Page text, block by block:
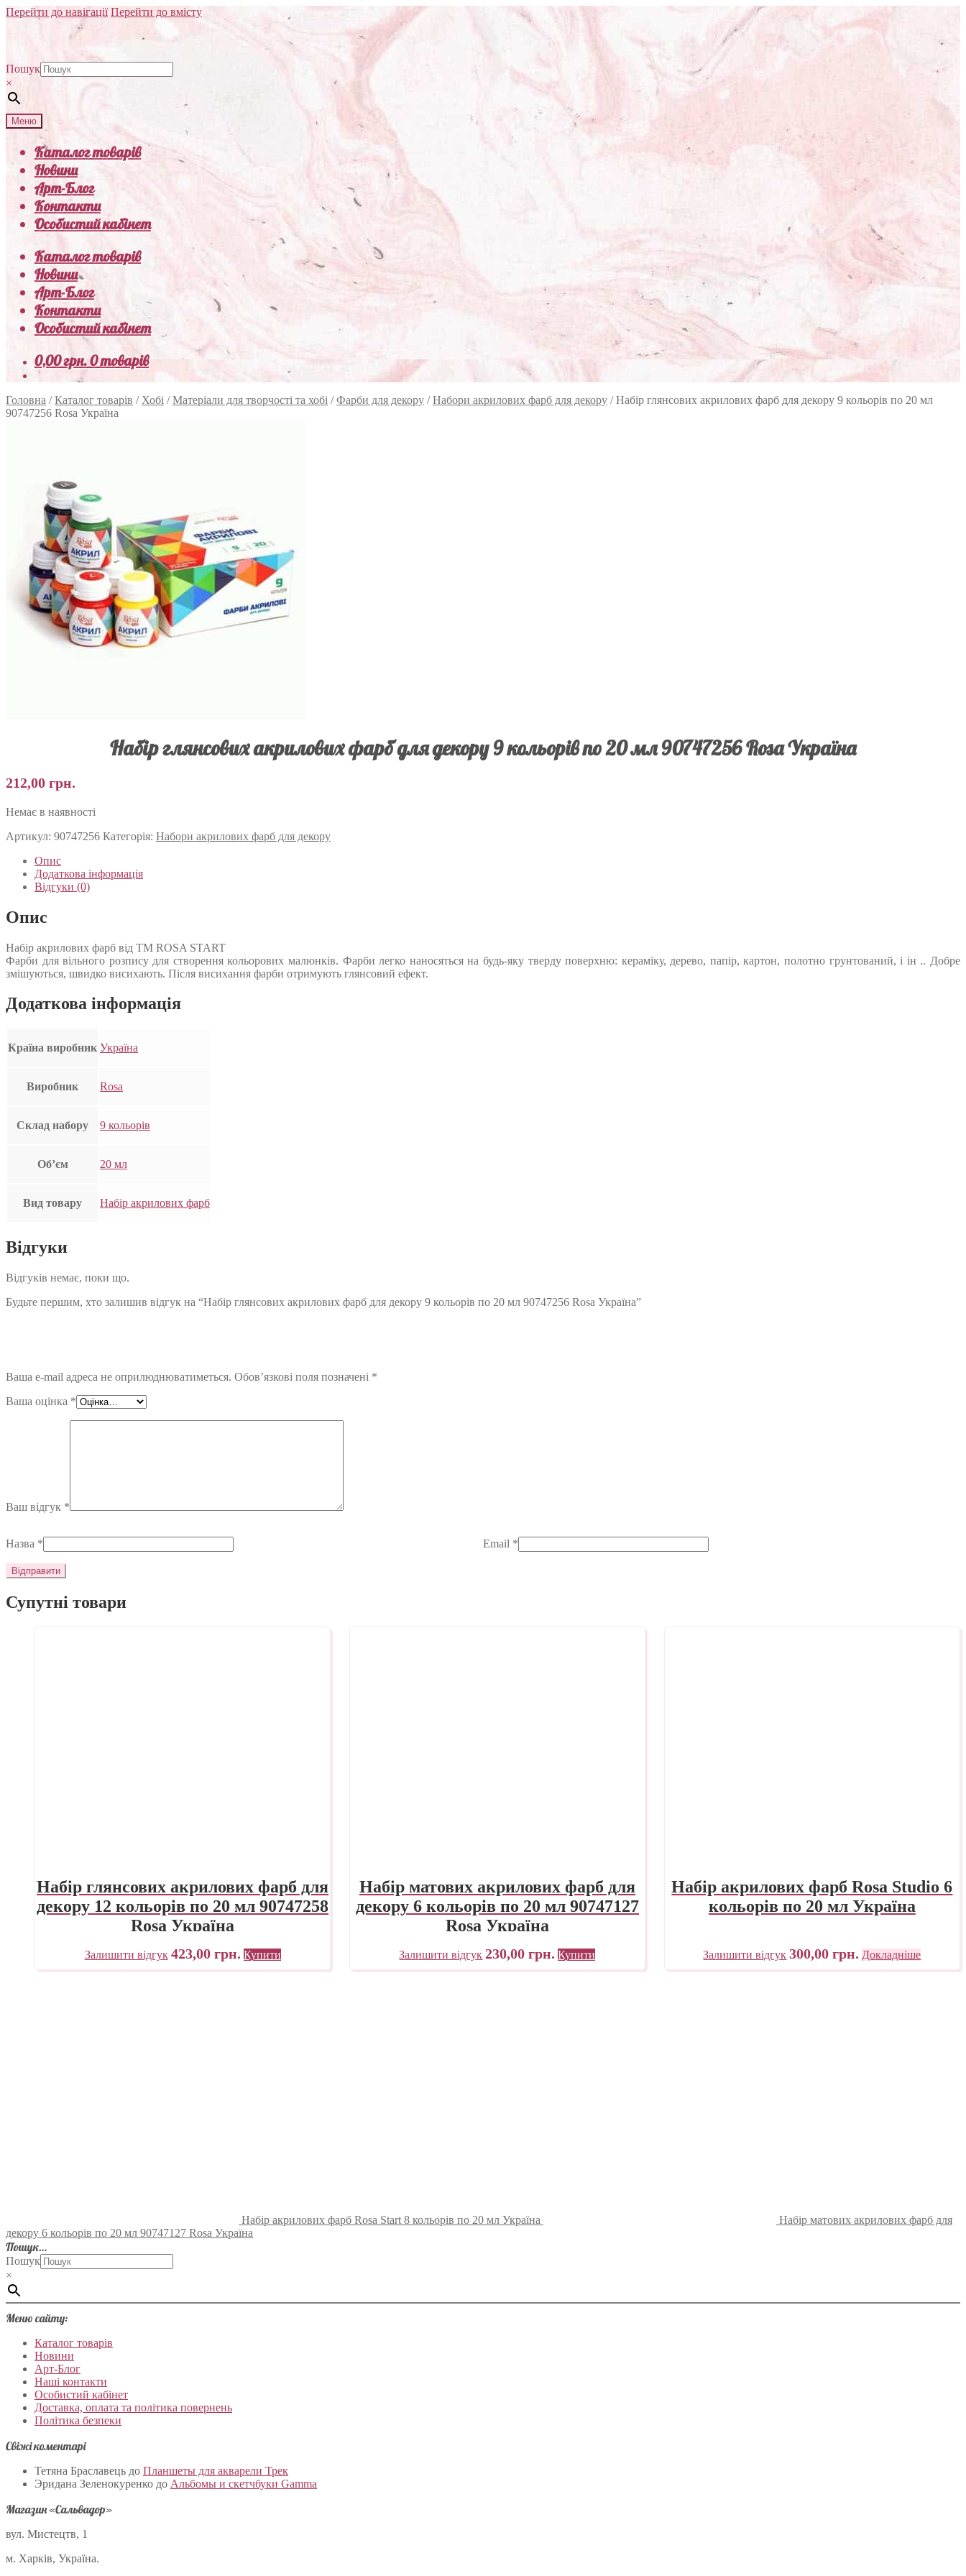
Перейти до навігації Перейти до вмісту
Пошук
×
Меню
Каталог товарів
Новини
Арт-Блог
Контакти
Особистий кабінет
Каталог товарів
Новини
Арт-Блог
Контакти
Особистий кабінет
0,00грн.0 товарів
Головна /Каталог товарів / Хобі /Матеріали для творчості та хобі /Фарби для декору /Набори акрилових фарб для декору /Набір глянсових акрилових фарб для декору 9 кольорів по 20 мл
90747256 Rosa Україна
Набір глянсових акрилових фарб для декору 9 кольорів по 20 мл 90747256 Rosa Україна
212,00 грн.
Немає в наявності
Артикул: 90747256 Категорія: Набори акрилових фарб для декору
Опис
Додаткова інформація
Відгуки (0)
Опис
Набір акрилових фарб від ТМ ROSA START
Фарби для вільного розпису для створення кольорових малюнків. Фарби легко наносяться на будь-яку тверду поверхню: кераміку, дерево, папір, картон, полотно грунтований, і ін .. Добре
змішуються, швидко висихають. Після висихання фарби отримують глянсовий ефект.
Додаткова інформація
Країна виробник Україна
Виробник Rosa
Склад набору 9 кольорів
Об’єм 20 мл
Вид товару Набір акрилових фарб
Відгуки
Відгуків немає, поки що.
Будьте першим, хто залишив відгук на “Набір глянсових акрилових фарб для декору 9 кольорів по 20 мл 90747256 Rosa Україна”
Ваша e-mail адреса не оприлюднюватиметься. Обов’язкові поля позначені *
Ваша оцінка *
Ваш відгук *
Назва * Email *
Супутні товари
Набір глянсових акрилових фарб для
декору 12 кольорів по 20 мл 90747258
Rosa Україна
Залишити відгук 423,00 грн. Купити
Набір матових акрилових фарб для
декору 6 кольорів по 20 мл 90747127
Rosa Україна
Залишити відгук 230,00грн. Купити
Набір акрилових фарб Rosa Studio 6
кольорів по 20 мл Україна
Залишити відгук 300,00грн. Докладніше
Набір акрилових фарб Rosa Start 8 кольорів по 20 мл Україна
Набір матових акрилових фарб для
декору 6 кольорів по 20 мл 90747127 Rosa Україна
Пошук…
Пошук
×
Меню сайту:
Каталог товарів
Новини
Арт-Блог
Наші контакти
Особистий кабінет
Доставка, оплата та політика повернень
Політика безпеки
Свіжі коментарі
Тетяна Браславець до Планшеты для акварели Трек
Эридана Зеленокуренко до Альбомы и скетчбуки Gamma
Магазин «Сальвадор»
вул. Мистецтв, 1
м. Харків, Україна.